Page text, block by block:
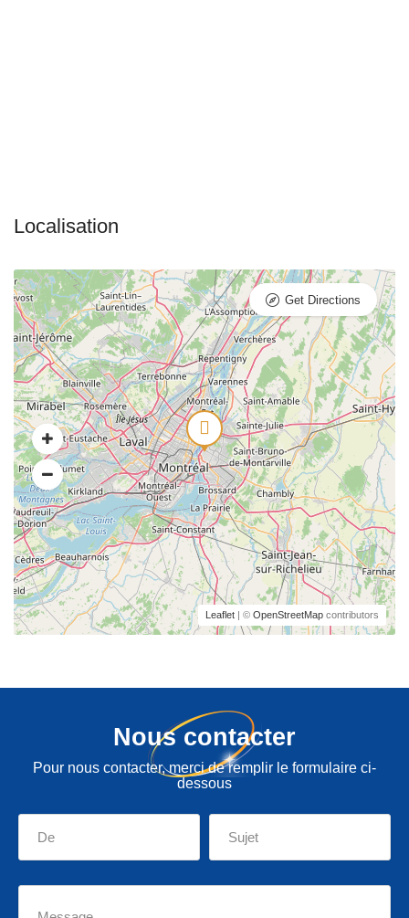
Leaflet | © OpenStreetMap contributors
Get Directions
Nous contacter
Pour nous contacter, merci de remplir le formulaire ci-
dessous